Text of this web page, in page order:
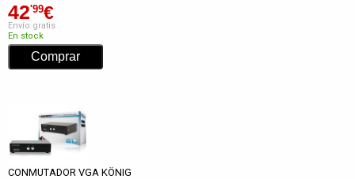
42'99€
Envío gratis
En stock
CONMUTADOR VGA KÖNIG